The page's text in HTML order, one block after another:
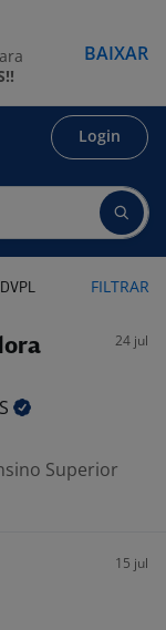
Login
FILTRAR
24 jul
Superior
15 jul
BAIXAR